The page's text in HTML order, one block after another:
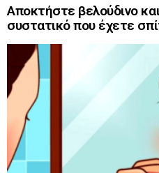
Αποκτήστε βελούδινο
συστατικό που έχετε